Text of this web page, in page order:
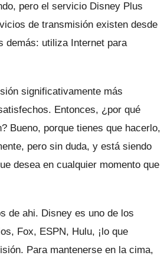
pero el servicio Disney Plus
de transmisión existen desde
demás: utiliza Internet para
significativamente más
Entonces, ¿por qué
Bueno, porque tienes que hacerlo,
pero sin duda, y está siendo
desea en cualquier momento que
de ahi. Disney es uno de los
Fox, ESPN, Hulu, ¡lo que
Para mantenerse en la cima,